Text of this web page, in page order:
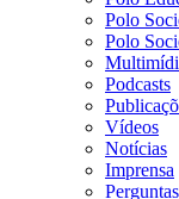
Polo
Polo
Podcasts
Vídeos
Notícias
Imprensa